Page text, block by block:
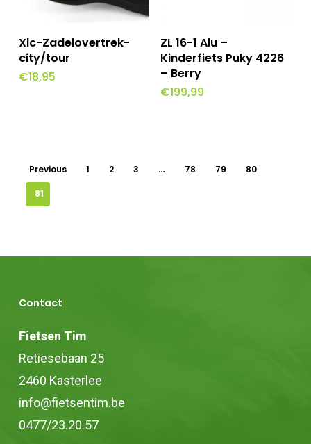
Toevoegen Aan
Winkelwagen
Xlc-Zadelovertrek-
city/tour
€18,95
Toevoegen Aan
Winkelwagen
ZL 16-1 Alu –
Kinderfiets Puky 4226
– Berry
€199,99
Previous 1 2 3 … 78 79 80
81
Contact
Fietsen Tim
Retiesebaan 25
2460 Kasterlee
info@fietsentim.be
0477/23.20.57